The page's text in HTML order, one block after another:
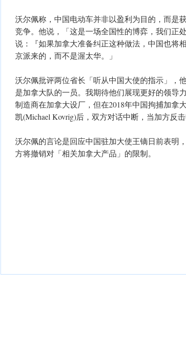
沃尔佩称，中国电动车并非以盈利为目的，而是
竞争。他说，「这是一场全国性的博弈，我们正
说：『如果加拿大准备纠正这种做法，中国也将
京派来的，而不是渥太华。」
沃尔佩批评两位省长「听从中国大使的指示」，
是加拿大队的一员。我期待他们展现更好的领导
制造商在加拿大设厂，但在2018年中国拘捕加拿
凯(Michael Kovrig)后，双方对话中断，当加方反
沃尔佩的言论是回应中国驻加大使王镝日前表明
方将撤销对「相关加拿大产品」的限制。